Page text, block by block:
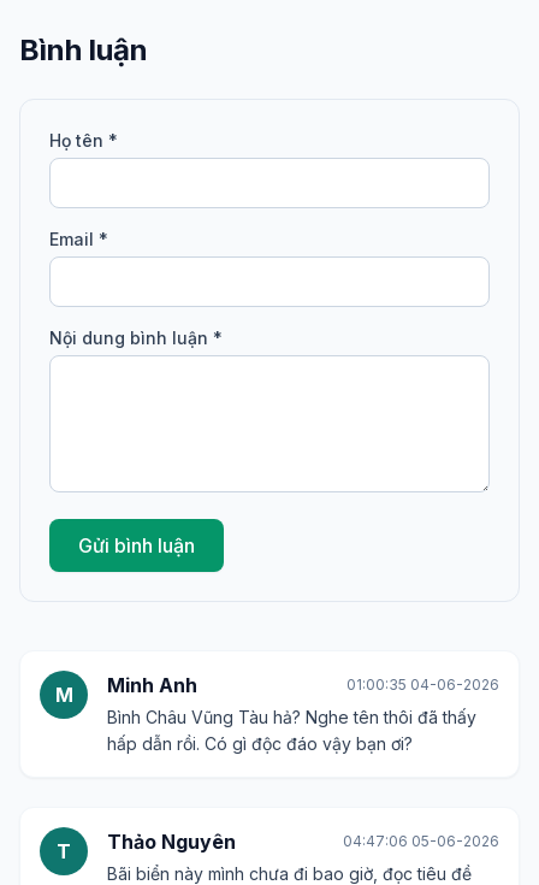
Bình luận
Họ tên *
Email *
Nội dung bình luận *
Gửi bình luận
M Minh Anh 01:00:35 04-06-2026
Bình Châu Vũng Tàu hả? Nghe tên thôi đã thấy
hấp dẫn rồi. Có gì độc đáo vậy bạn ơi?
T Thảo Nguyên 04:47:06 05-06-2026
Bãi biển này mình chưa đi bao giờ, đọc tiêu đề